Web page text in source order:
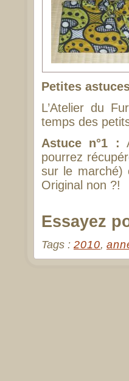
Petites
L’Atelier du
temps des
Astuce n°1 :
pourrez
sur le marché)
Original non ?!
Essayez
Tags : 2010,